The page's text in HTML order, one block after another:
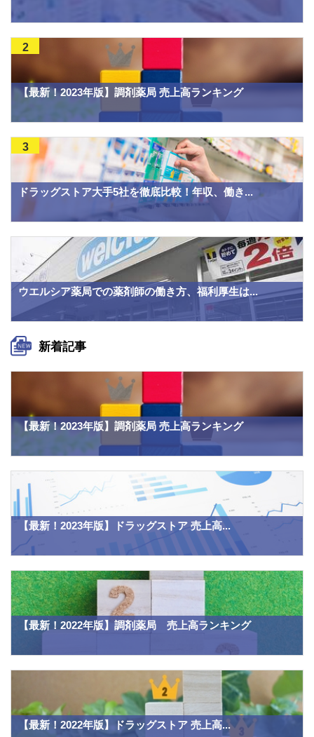
【最新！2023年版】調剤薬局 売上高ランキング
2
ドラッグストア大手5社を徹底比較！年収、働き...
3
ウエルシア薬局での薬剤師の働き方、福利厚生は...
新着記事
【最新！2023年版】調剤薬局 売上高ランキング
【最新！2023年版】ドラッグストア 売上高...
【最新！2022年版】調剤薬局 売上高ランキング
【最新！2022年版】ドラッグストア 売上高...